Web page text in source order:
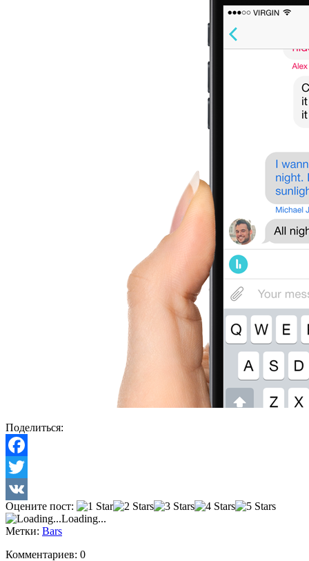
Поделиться:
Facebook
Twitter
VK
Оцените пост:
Loading...
Метки: Bars
Комментариев: 0